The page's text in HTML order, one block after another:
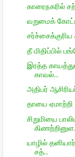
காரைநகரில்
வறுமைக்
தீ மிதிப்பில்
இரத்த
காவல்...
அதிபர்
தாயை
சிறுமியை
யாழில்
சத்...